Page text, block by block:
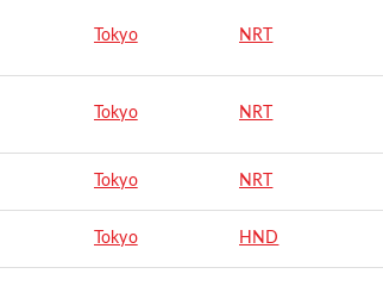
Tokyo NRT
Tokyo NRT
Tokyo NRT
Tokyo HND